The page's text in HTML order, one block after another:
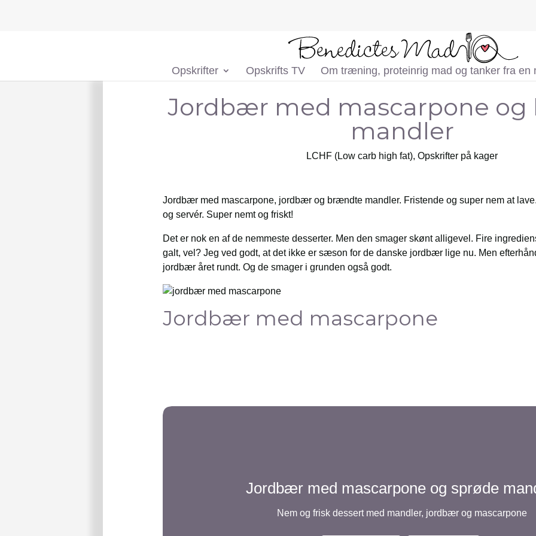
Opskrifter Opskrifts TV Om træning, proteinrig mad og tanker fra en
Jordbær med mascarpone
mandler
LCHF (Low carb high fat), Opskrifter på kager
Jordbær med mascarpone, jordbær og brændte mandler. Fristende og super nem at
og servér. Super nemt og friskt!
Det er nok en af de nemmeste desserter. Men den smager skønt alligevel. Fire
galt, vel? Jeg ved godt, at det ikke er sæson for de danske jordbær lige nu. Men
jordbær året rundt. Og de smager i grunden også godt.
Jordbær med mascarpone
Jordbær med mascarpone og sprøde
Nem og frisk dessert med mandler, jordbær og mascarpone